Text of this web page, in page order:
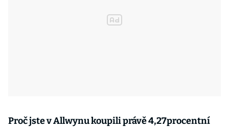
Proč jste v Allwynu koupili právě 4,27procentní